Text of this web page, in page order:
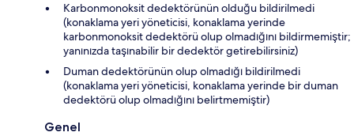
Karbonmonoksit dedektörünün olduğu bildirilmedi
(konaklama yeri yöneticisi, konaklama yerinde
karbonmonoksit dedektörü olup olmadığını bildirmemiştir;
yanınızda taşınabilir bir dedektör getirebilirsiniz)
Duman dedektörünün olup olmadığı bildirilmedi
(konaklama yeri yöneticisi, konaklama yerinde bir duman
dedektörü olup olmadığını belirtmemiştir)
Genel